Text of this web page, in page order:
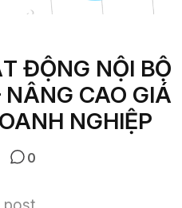
ĐỘNG NỘI BỘ
NÂNG CAO GIÁ
NGHIỆP
0